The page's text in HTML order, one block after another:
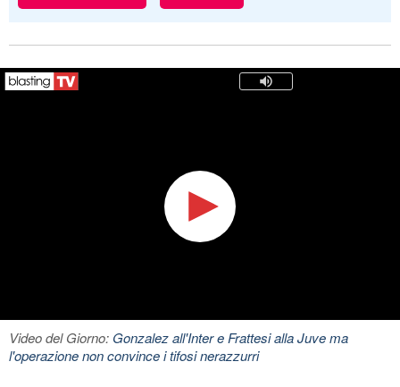
Video del Giorno: Gonzalez all'Inter e Frattesi alla Juve ma
l'operazione non convince i tifosi nerazzurri